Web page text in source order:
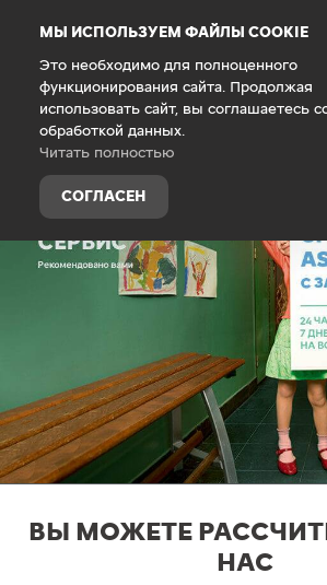
МЫ ИСПОЛЬЗУЕМ ФАЙЛЫ COOKIE
Это необходимо для полноценного
функционирования сайта. Продолжая
использовать сайт, вы соглашаетесь
обработкой данных.
Читать полностью
СОГЛАСЕН
Главная Гарантия
ВЫ МОЖЕТЕ
НАС